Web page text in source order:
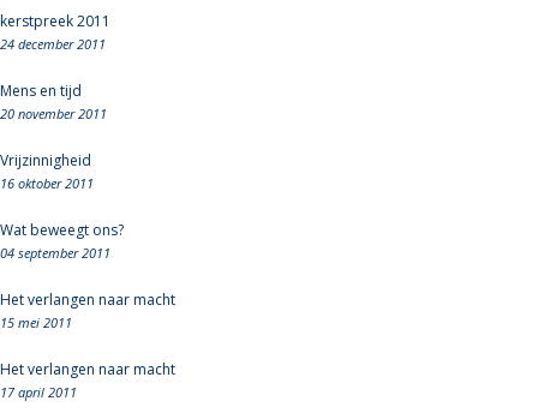
kerstpreek 2011
24 december 2011
Mens en tijd
20 november 2011
Vrijzinnigheid
16 oktober 2011
Wat beweegt ons?
04 september 2011
Het verlangen naar macht
15 mei 2011
Het verlangen naar macht
17 april 2011